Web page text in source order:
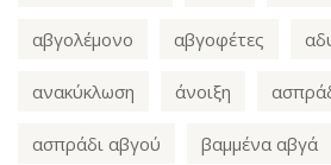
αβγολέμονο αβγοφέτες
ανακύκλωση άνοιξη
ασπράδι αβγού βαμμένα αβγά